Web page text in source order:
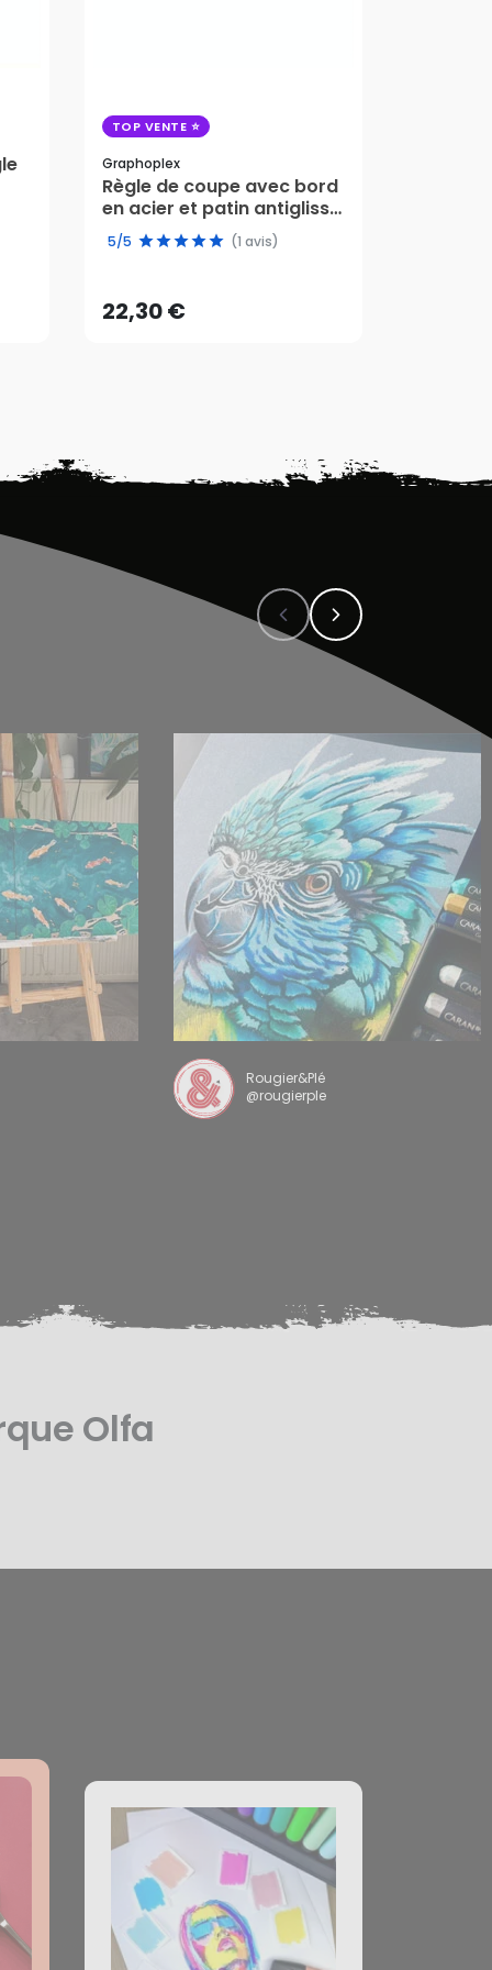
TOP VENTE
Graphoplex
Règle de coupe avec bord
en acier et patin antiglisse
50cm - Graphoplex
5/5 (1 avis)
22,30 €
22,30 €
AJOUTER AU PANIER
Rougier&Plé
@rougierple
Olfa